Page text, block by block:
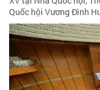
Quốc hội Vương Đình